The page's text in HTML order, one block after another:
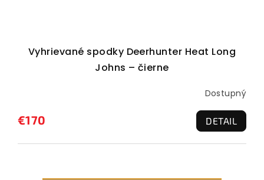
Vyhrievané spodky Deerhunter Heat Long
Johns – čierne
Dostupný
€170 DETAIL